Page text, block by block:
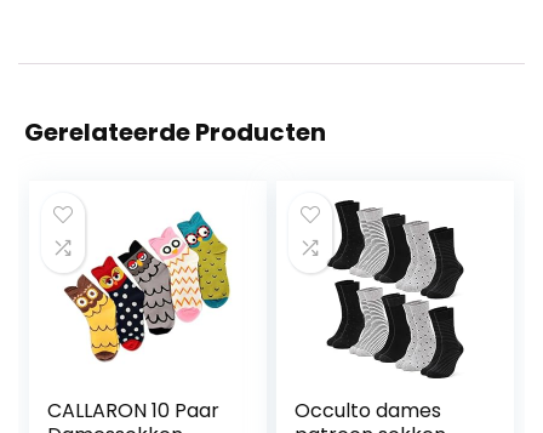
Gerelateerde Producten
CALLARON 10 Paar
Occulto dames